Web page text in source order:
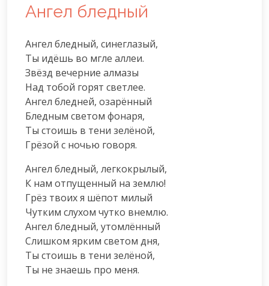
Ангел бледный
Ангел бледный, синеглазый,
Ты идёшь во мгле аллеи.
Звёзд вечерние алмазы
Над тобой горят светлее.
Ангел бледней, озарённый
Бледным светом фонаря,
Ты стоишь в тени зелёной,
Грёзой с ночью говоря.
Ангел бледный, легкокрылый,
К нам отпущенный на землю!
Грёз твоих я шёпот милый
Чутким слухом чутко внемлю.
Ангел бледный, утомлённый
Слишком ярким светом дня,
Ты стоишь в тени зелёной,
Ты не знаешь про меня.